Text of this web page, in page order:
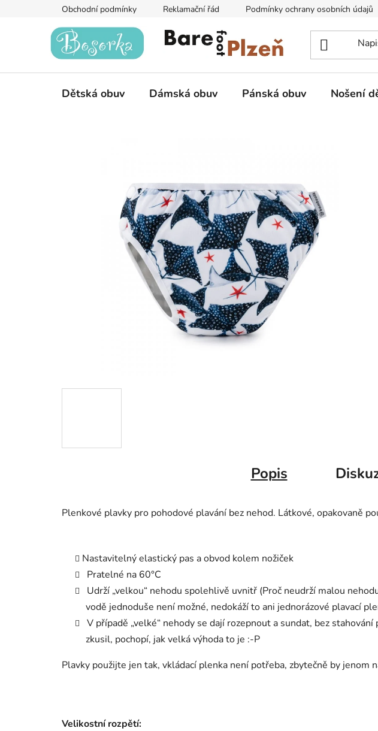
Obchodní podmínky Reklamační řád Podmínky ochrany osobních údajů
Dětská obuv Dámská obuv Pánská obuv Nošení
Popis
Plenkové plavky pro pohodové plavání bez nehod. Látkové, opakovaně
Nastavitelný elastický pas a obvod kolem nožiček
Pratelné na 60°C
Udrží „velkou“ nehodu spolehlivě uvnitř (Proč neudrží malou
vodě jednoduše není možné, nedokáží to ani jednorázové plavací
V případě „velké“ nehody se dají rozepnout a sundat, bez
zkusil, pochopí, jak velká výhoda to je :-P
Plavky použijte jen tak, vkládací plenka není potřeba, zbytečně by jenom
Velikostní rozpětí: